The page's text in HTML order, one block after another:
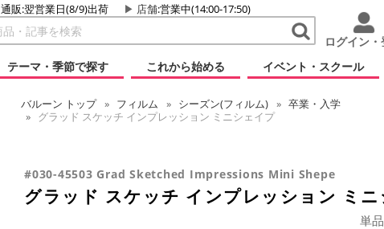
通販:翌営業日(8/9)出荷 店舗:営業中(14:00-17:50)
ログイン・
テーマ・季節で探す
これから始める イベント・スクール
バルーン トップ フィルム シーズン(フィルム)
卒業・入学
グラッド スケッチ インプレッション ミニシェイプ
#030-45503 Grad Sketched Impressions Mini Shepe
グラッド スケッチ インプレッション ミ
単品